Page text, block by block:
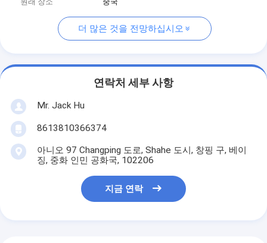
더 많은 것을 전망하십시오
연락처 세부 사항
Mr. Jack Hu
8613810366374
아니오 97 Changping 도로, Shahe 도시, 창핑 구, 베이
징, 중화 인민 공화국, 102206
지금 연락